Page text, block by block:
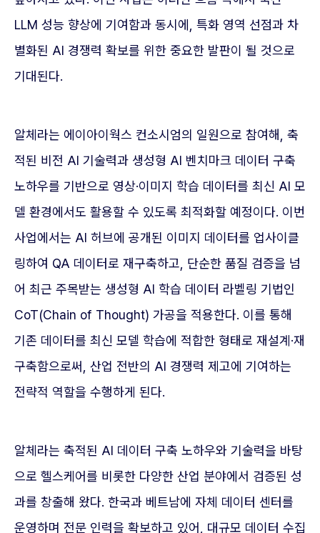
LLM 성능 향상에 기여함과 동시에, 특화 영역 선점과 차
별화된 AI 경쟁력 확보를 위한 중요한 발판이 될 것으로
기대된다.
알체라는 에이아이웍스 컨소시엄의 일원으로 참여해, 축
적된 비전 AI 기술력과 생성형 AI 벤치마크 데이터 구축
노하우를 기반으로 영상·이미지 학습 데이터를 최신 AI 모
델 환경에서도 활용할 수 있도록 최적화할 예정이다. 이번
사업에서는 AI 허브에 공개된 이미지 데이터를 업사이클
링하여 QA 데이터로 재구축하고, 단순한 품질 검증을 넘
어 최근 주목받는 생성형 AI 학습 데이터 라벨링 기법인
CoT(Chain of Thought) 가공을 적용한다. 이를 통해
기존 데이터를 최신 모델 학습에 적합한 형태로 재설계·재
구축함으로써, 산업 전반의 AI 경쟁력 제고에 기여하는
전략적 역할을 수행하게 된다.
알체라는 축적된 AI 데이터 구축 노하우와 기술력을 바탕
으로 헬스케어를 비롯한 다양한 산업 분야에서 검증된 성
과를 창출해 왔다. 한국과 베트남에 자체 데이터 센터를
운영하며 전문 인력을 확보하고 있어, 대규모 데이터 수집